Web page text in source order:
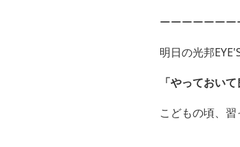
ーーーーーー
明日の光邦
「やっておい
こどもの頃、